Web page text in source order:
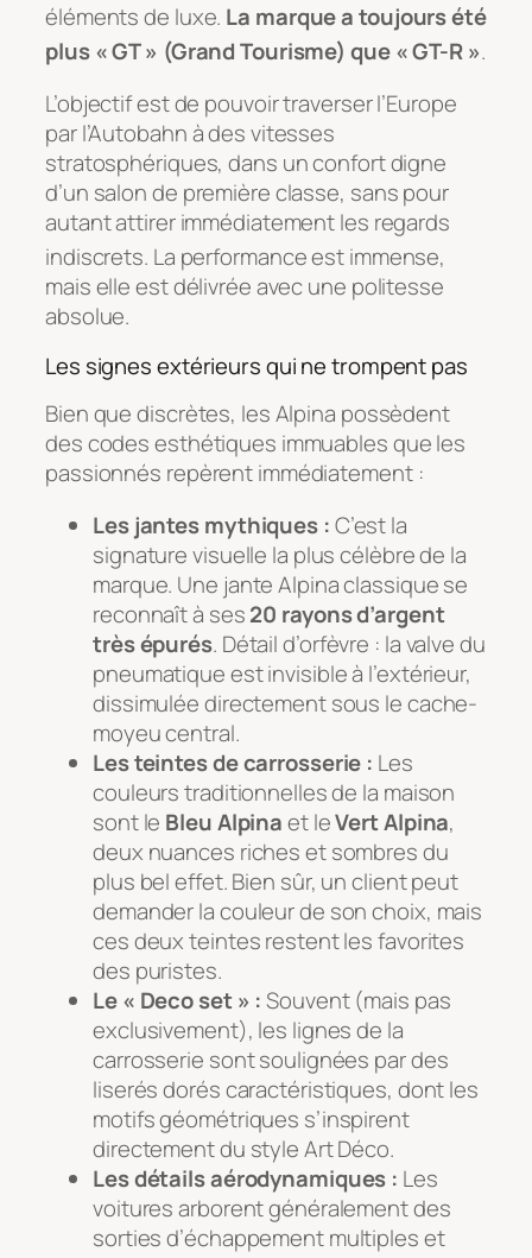
éléments de luxe. La marque a toujours été
plus « GT » (Grand Tourisme) que « GT-R ».
L’objectif est de pouvoir traverser l’Europe
par l’Autobahn à des vitesses
stratosphériques, dans un confort digne
d’un salon de première classe, sans pour
autant attirer immédiatement les regards
indiscrets. La performance est immense,
mais elle est délivrée avec une politesse
absolue.
Les signes extérieurs qui ne trompent pas
Bien que discrètes, les Alpina possèdent
des codes esthétiques immuables que les
passionnés repèrent immédiatement :
Les jantes mythiques :C’est la
signature visuelle la plus célèbre de la
marque. Une jante Alpina classique se
reconnaît à ses20 rayons d’argent
très épurés. Détail d’orfèvre : la valve du
pneumatique est invisible à l’extérieur,
dissimulée directement sous le cache-
moyeu central.
Les teintes de carrosserie : Les
couleurs traditionnelles de la maison
sont le Bleu Alpinaet leVert Alpina,
deux nuances riches et sombres du
plus bel effet. Bien sûr, un client peut
demander la couleur de son choix, mais
ces deux teintes restent les favorites
des puristes.
Le « Deco set » :Souvent (mais pas
exclusivement), les lignes de la
carrosserie sont soulignées par des
liserés dorés caractéristiques, dont les
motifs géométriques s’inspirent
directement du style Art Déco.
Les détails aérodynamiques : Les
voitures arborent généralement des
sorties d’échappement multiples et